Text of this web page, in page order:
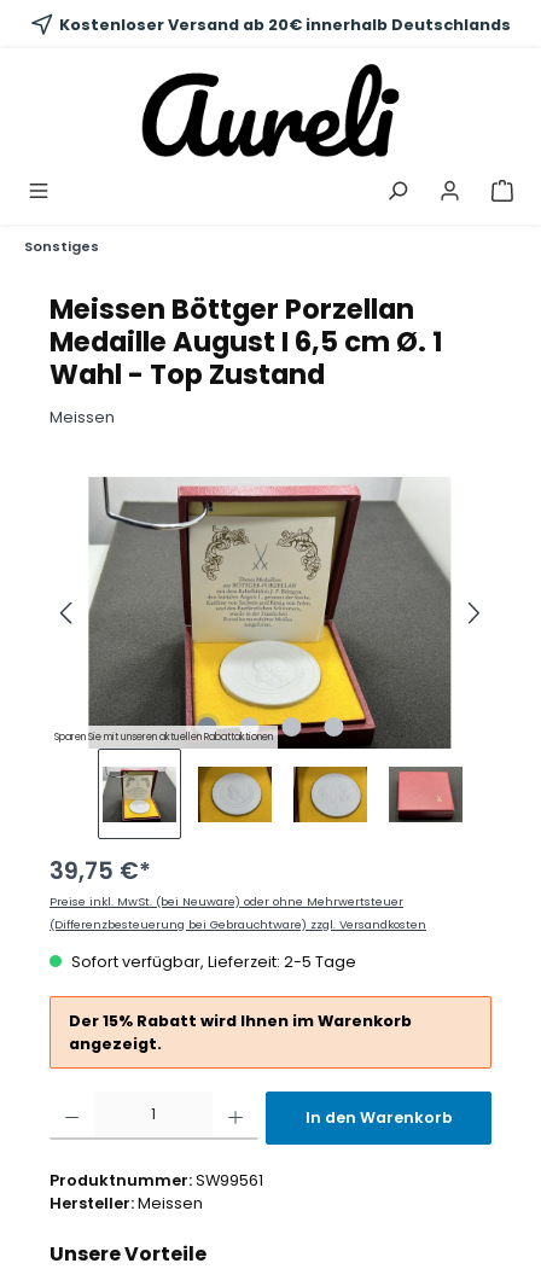
springen
Kostenloser Versand ab 20€ innerhalb Deutschlands
Sonstiges
Meissen Böttger Porzellan
Medaille August I 6,5 cm Ø. 1
Wahl - Top Zustand
Meissen
Bildergalerie überspringen
Sparen Sie mit unseren aktuellen Rabattaktionen
39,75 €*
Preise inkl. MwSt. (bei Neuware) oder ohne Mehrwertsteuer
(Differenzbesteuerung bei Gebrauchtware) zzgl. Versandkosten
Sofort verfügbar, Lieferzeit: 2-5 Tage
Der 15% Rabatt wird Ihnen im Warenkorb
angezeigt.
Produkt Anzahl: Gib den gewünschten Wert ein oder benutze die Schaltflächen
In den Warenkorb
Produktnummer:SW99561
Hersteller:Meissen
Unsere Vorteile